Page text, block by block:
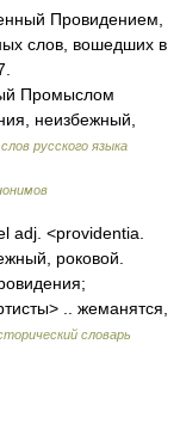
Провидением,
слов, вошедших в
Промыслом
неизбежный,
русского языка
adj. <providentia.
роковой.
.. жеманятся,
словарь